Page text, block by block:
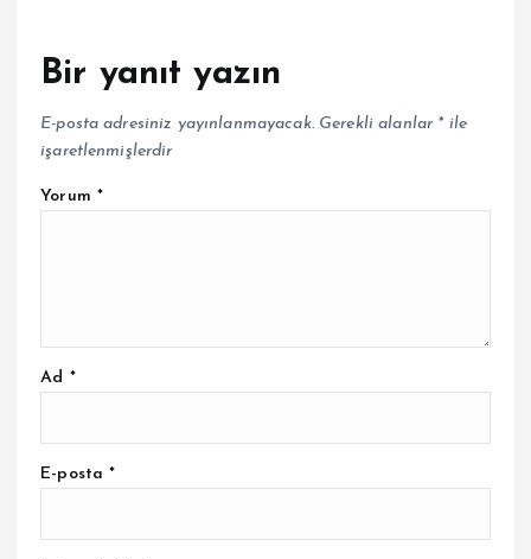
Bir yanıt yazın
E-posta adresiniz yayınlanmayacak. Gerekli alanlar *ile
işaretlenmişlerdir
Yorum *
Ad *
E-posta*